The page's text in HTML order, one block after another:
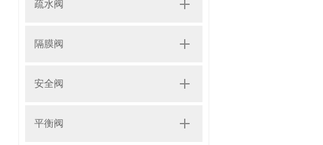
疏水阀
隔膜阀
安全阀
平衡阀